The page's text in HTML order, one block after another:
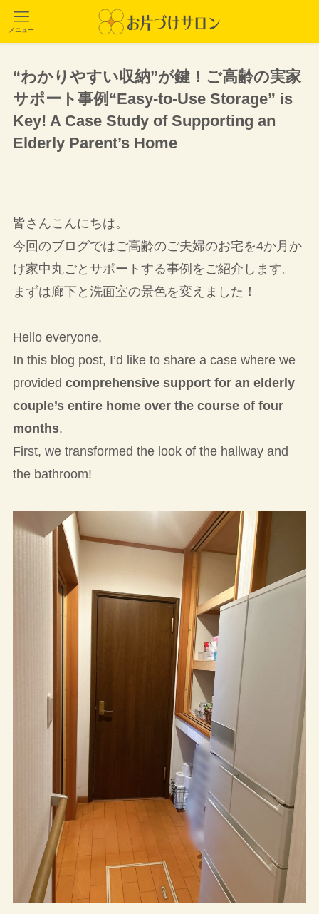
メニュー
“わかりやすい収納”が鍵！ご高齢の実家
サポート事例“Easy-to-Use Storage” is
Key! A Case Study of Supporting an
Elderly Parent’s Home
皆さんこんにちは。
今回のブログではご高齢のご夫婦のお宅を4か月か
け家中丸ごとサポートする事例をご紹介します。
まずは廊下と洗面室の景色を変えました！
Hello everyone,
In this blog post, I’d like to share a case where we
provided comprehensive support for an elderly
couple’s entire home over the course of four
months.
First, we transformed the look of the hallway and
the bathroom!